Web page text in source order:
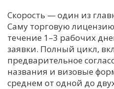
Скорость — один из
Саму торговую
течение 1–3 рабочих
заявки. Полный цикл,
предварительное
названия и визовые
среднем от одной до